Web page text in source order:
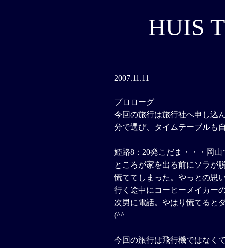
HUIS
2007.11.11
プロローグ
今回の旅行は旅行社へ申し込
分で選び、タイムテーブルも
姫路8：20発こだま・・・岡
ところが家を出る前にソラが
慌ててしまった。やっとの思
行く途中にコーヒーメイカー
次男に電話。やはり慌てると
(^^ゞ
今回の旅行は飛行機ではなく